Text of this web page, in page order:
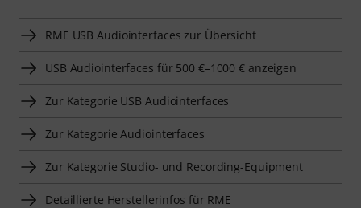
RME USB Audiointerfaces zur Übersicht
USB Audiointerfaces für 500 €–1000 € anzeigen
Zur Kategorie USB Audiointerfaces
Zur Kategorie Audiointerfaces
Zur Kategorie Studio- und Recording-Equipment
Detaillierte Herstellerinfos für RME